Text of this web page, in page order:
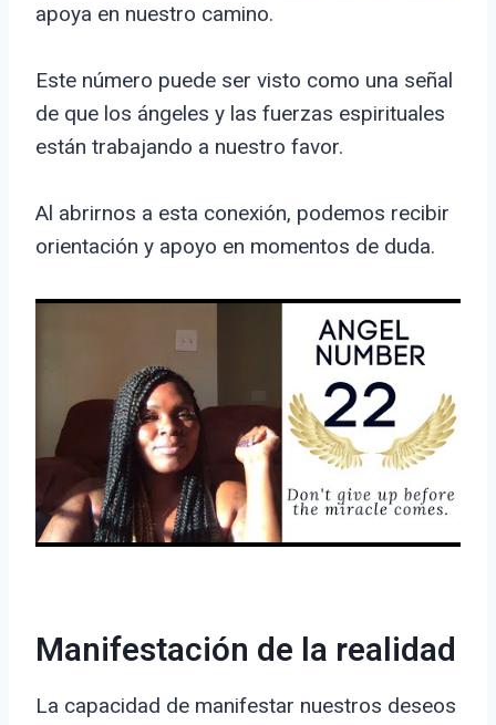
apoya en nuestro camino.
Este número puede ser visto como una señal
de que los ángeles y las fuerzas espirituales
están trabajando a nuestro favor.
Al abrirnos a esta conexión, podemos recibir
orientación y apoyo en momentos de duda.
Manifestación de la realidad
La capacidad de manifestar nuestros deseos